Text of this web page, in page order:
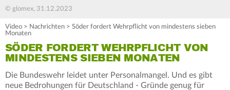
© glomex, 31.12.2023
Video > Nachrichten > Söder fordert Wehrpflicht von mindestens sieben
Monaten
SÖDER FORDERT WEHRPFLICHT VON
MINDESTENS SIEBEN MONATEN
Die Bundeswehr leidet unter Personalmangel. Und es gibt
neue Bedrohungen für Deutschland - Gründe genug für